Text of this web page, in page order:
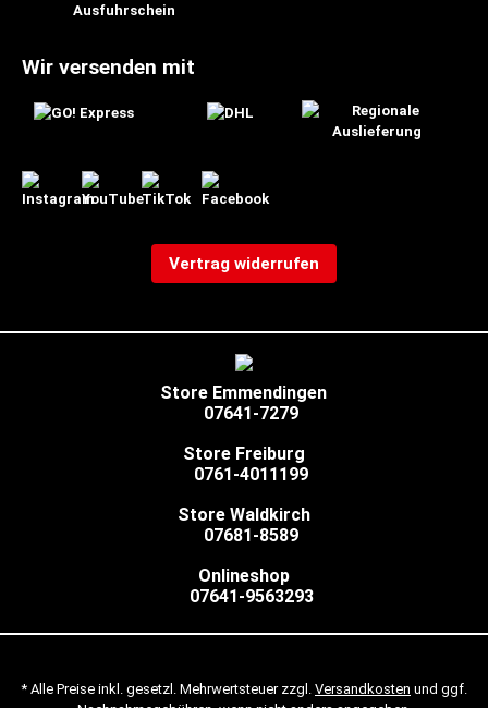
Wir versenden mit
Vertrag widerrufen
Store Emmendingen
07641-7279
Store Freiburg
0761-4011199
Store Waldkirch
07681-8589
Onlineshop
07641-9563293
* Alle Preise inkl. gesetzl. Mehrwertsteuer zzgl. Versandkosten und ggf.